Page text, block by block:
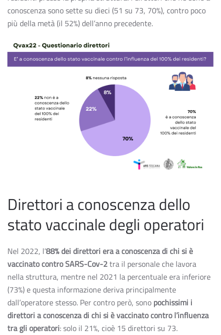
conoscenza sono sette su dieci (51 su 73, 70%), contro poco
più della metà (il 52%) dell’anno precedente.
Direttori a conoscenza dello
stato vaccinale degli operatori
Nel 2022, l’88% dei direttori era a conoscenza di chi si è
vaccinato contro SARS-Cov-2tra il personale che lavora
nella struttura, mentre nel 2021 la percentuale era inferiore
(73%) e questa informazione deriva principalmente
dall’operatore stesso. Per contro però, sono pochissimi i
direttori a conoscenza di chi si è vaccinato contro l’influenza
tra gli operatori: solo il 21%, cioè 15 direttori su 73.